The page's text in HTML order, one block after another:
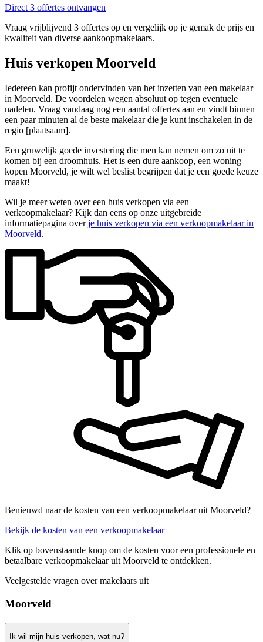
Direct 3 offertes ontvangen
Vraag vrijblijvend 3 offertes op en vergelijk op je gemak de prijs en
kwaliteit van diverse aankoopmakelaars.
Huis verkopen Moorveld
Iedereen kan profijt ondervinden van het inzetten van een makelaar
in Moorveld. De voordelen wegen absoluut op tegen eventuele
nadelen. Vraag vandaag nog een aantal offertes aan en vindt binnen
een paar minuten al de beste makelaar die je kunt inschakelen in de
regio [plaatsaam].
Een gruwelijk goede investering die men kan nemen om zo uit te
komen bij een droomhuis. Het is een dure aankoop, een woning
kopen Moorveld, je wilt wel beslist begrijpen dat je een goede keuze
maakt!
Wil je meer weten over een huis verkopen via een
verkoopmakelaar? Kijk dan eens op onze uitgebreide
informatiepagina overje huis verkopen via een verkoopmakelaar in
Moorveld.
Benieuwd naar de kosten van een verkoopmakelaar uit Moorveld?
Bekijk de kosten van een verkoopmakelaar
Klik op bovenstaande knop om de kosten voor een professionele en
betaalbare verkoopmakelaar uit Moorveld te ontdekken.
Veelgestelde vragen over makelaars uit
Moorveld
Ik wil mijn huis verkopen, wat nu?